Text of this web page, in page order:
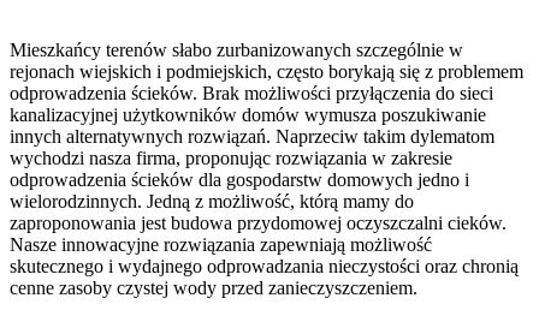
Mieszkańcy terenów słabo zurbanizowanych szczególnie w
rejonach wiejskich i podmiejskich, często borykają się z problemem
odprowadzenia ścieków. Brak możliwości przyłączenia do sieci
kanalizacyjnej użytkowników domów wymusza poszukiwanie
innych alternatywnych rozwiązań. Naprzeciw takim dylematom
wychodzi nasza firma, proponując rozwiązania w zakresie
odprowadzenia ścieków dla gospodarstw domowych jedno i
wielorodzinnych. Jedną z możliwość, którą mamy do
zaproponowania jest budowa przydomowej oczyszczalni cieków.
Nasze innowacyjne rozwiązania zapewniają możliwość
skutecznego i wydajnego odprowadzania nieczystości oraz chronią
cenne zasoby czystej wody przed zanieczyszczeniem.